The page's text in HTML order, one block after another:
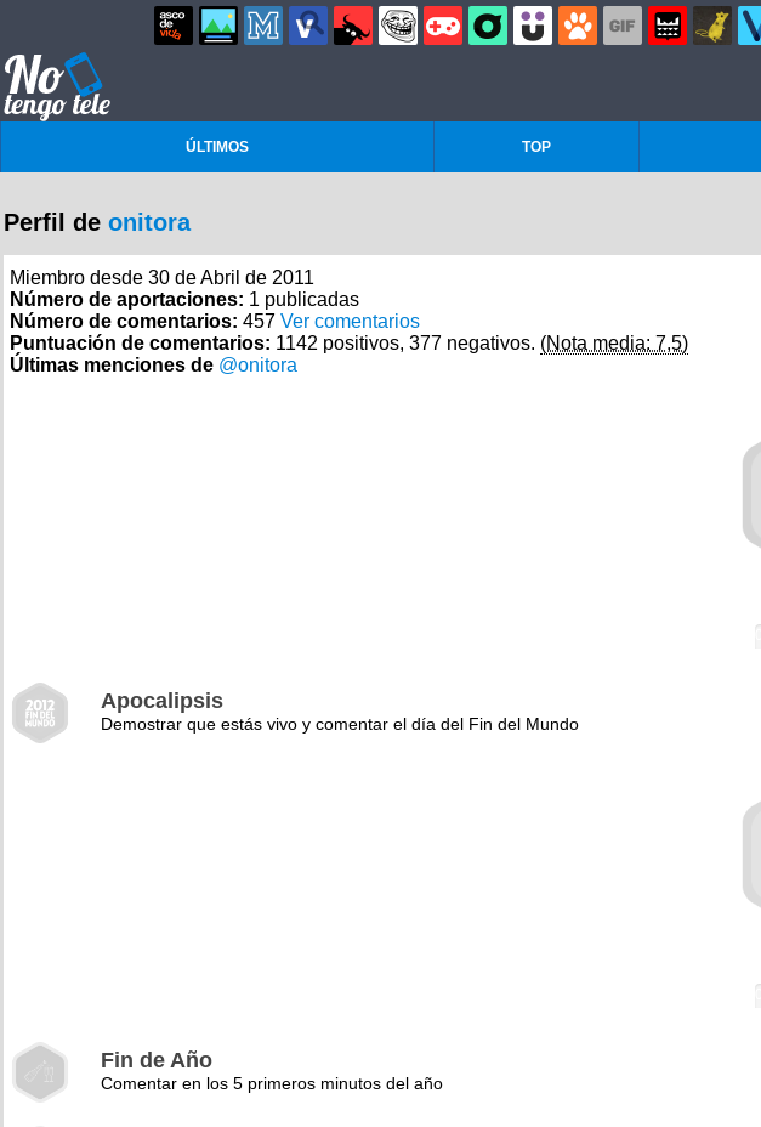
ÚLTIMOS TOP
Perfil de onitora
Miembro desde 30 de Abril de 2011
Número de aportaciones: 1 publicadas
Número de comentarios: 457 Ver comentarios
Puntuación de comentarios: 1142 positivos, 377 negativos. (Nota media: 7,5)
Últimas menciones de @onitora
Apocalipsis
Demostrar que estás vivo y comentar el día del Fin del Mundo
Fin de Año
Comentar en los 5 primeros minutos del año